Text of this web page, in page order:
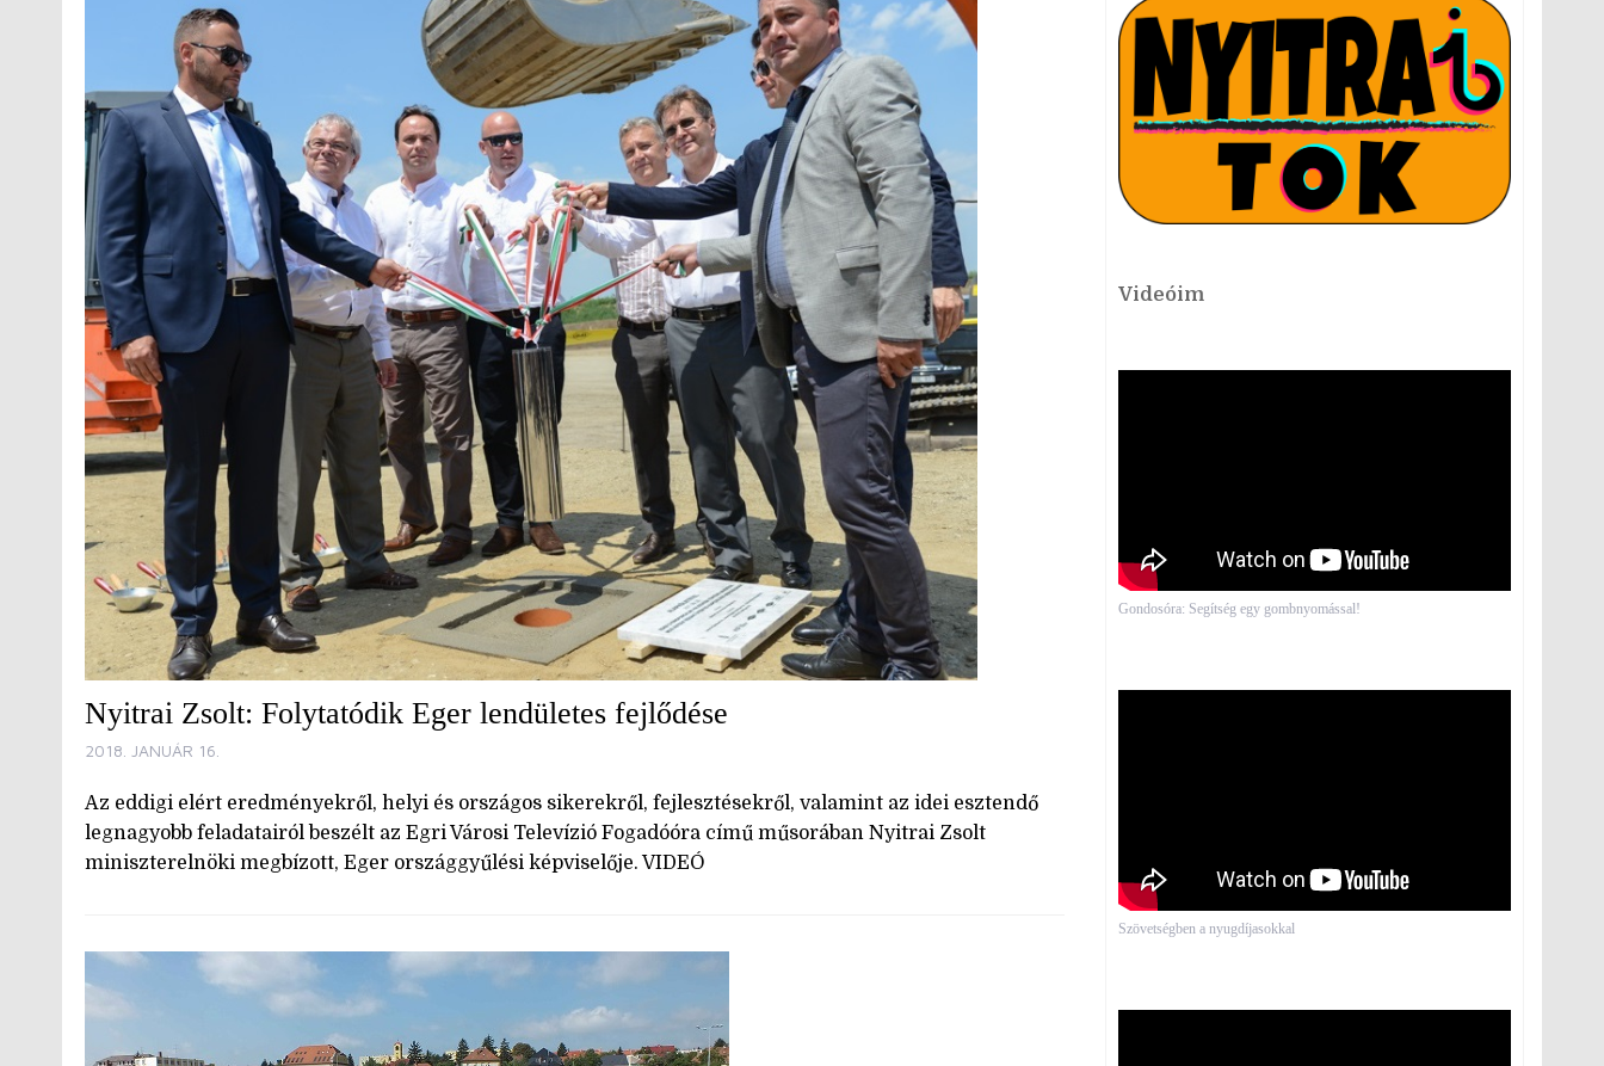
Nyitrai Zsolt: Folytatódik Eger lendületes fejlődése
2018. JANUÁR 16.
Az eddigi elért eredményekről, helyi és országos sikerekről, fejlesztésekről, valamint az idei esztendő
legnagyobb feladatairól beszélt az Egri Városi Televízió Fogadóóra című műsorában Nyitrai Zsolt
miniszterelnöki megbízott, Eger országgyűlési képviselője. VIDEÓ
Videóim
Gondosóra: Segítség egy gombnyomással!
Szövetségben a nyugdíjasokkal